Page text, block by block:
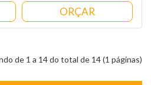
ORÇAR
de 1 a 14 do total de 14 (1 páginas)